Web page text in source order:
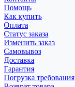
Помощь
Как купить
Оплата
Статус заказа
Изменить заказ
Самовывоз
Доставка
Гарантия
Погрузка требования